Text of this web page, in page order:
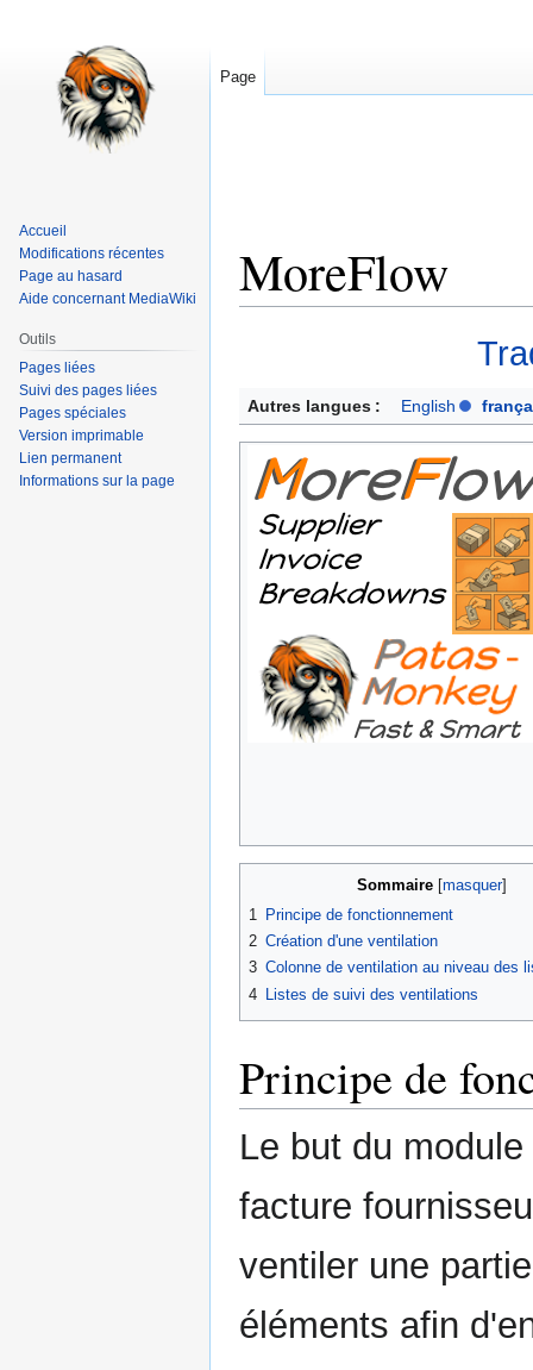
MoreFlow
navigation
recherche
Autres langues : English
Sommaire
1
Principe de fonctionnement
2 Création d'une ventilation
3 Colonne de ventilation au niveau des
4 Listes de suivi des ventilations
Principe de
Le but du
facture
ventiler une
éléments afin
Page
Accueil
Modifications récentes
Page au hasard
Aide concernant MediaWiki
Outils
Pages liées
Suivi des pages liées
Pages spéciales
Version imprimable
Lien permanent
Informations sur la page